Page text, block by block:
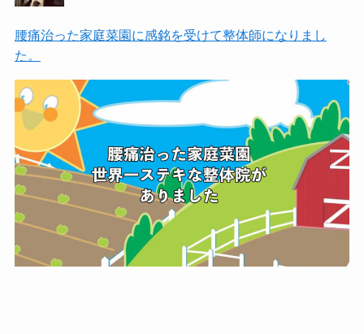
腰痛治った家庭菜園に感銘を受けて整体師になりまし
た。